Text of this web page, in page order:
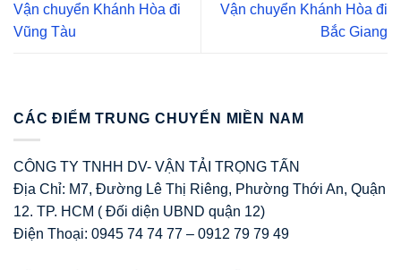
Vận chuyển Khánh Hòa đi
Vũng Tàu
Vận chuyển Khánh Hòa đi
Bắc Giang
CÁC ĐIỂM TRUNG CHUYỂN MIỀN NAM
CÔNG TY TNHH DV- VẬN TẢI TRỌNG TẤN
Địa Chỉ: M7, Đường Lê Thị Riêng, Phường Thới An, Quận
12. TP. HCM ( Đối diện UBND quận 12)
Điện Thoại: 0945 74 74 77 – 0912 79 79 49